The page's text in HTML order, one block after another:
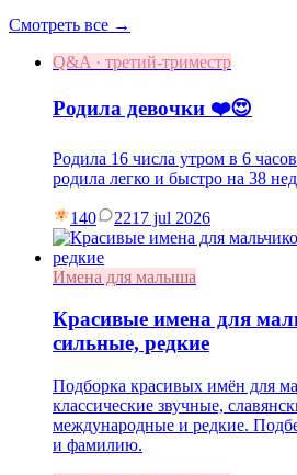
Смотреть все →
Q&A · третий-триместр
Родила девочки ❤️😍
Родила 16 числа утром в 6
родила легко и быстро на 38
140 2217 jul 2026
Имена для малыша
Красивые имена для
сильные, редкие
Подборка красивых имён для
классические звучные,
международные и редкие.
и фамилию.